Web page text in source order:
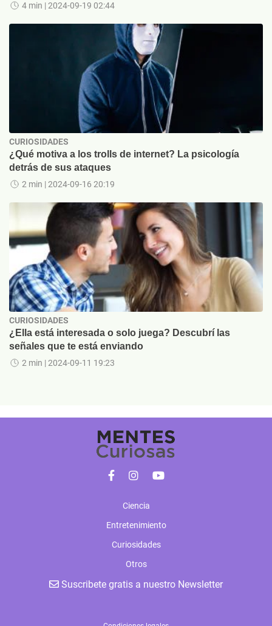
4 min | 2024-09-19 02:44
CURIOSIDADES
¿Qué motiva a los trolls de internet? La psicología
detrás de sus ataques
2 min | 2024-09-16 20:19
CURIOSIDADES
¿Ella está interesada o solo juega? Descubrí las
señales que te está enviando
2 min | 2024-09-11 19:23
Ciencia
Entretenimiento
Curiosidades
Otros
Suscribete gratis a nuestro Newsletter